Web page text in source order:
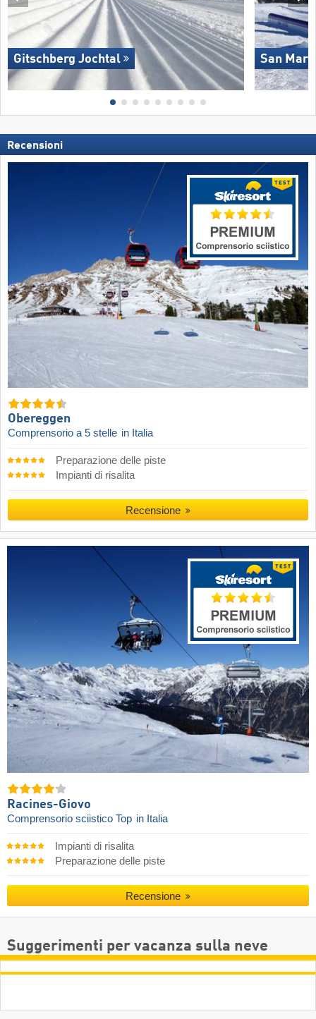
Gitschberg Jochtal San
Recensioni
Obereggen
Comprensorio a 5 stelle in Italia
Preparazione delle piste
Impianti di risalita
Recensione
Racines-Giovo
Comprensorio sciistico Top in Italia
Impianti di risalita
Preparazione delle piste
Recensione
Suggerimenti per vacanza sulla neve